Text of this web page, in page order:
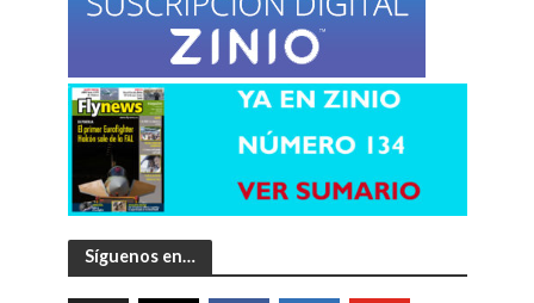
Síguenos en…